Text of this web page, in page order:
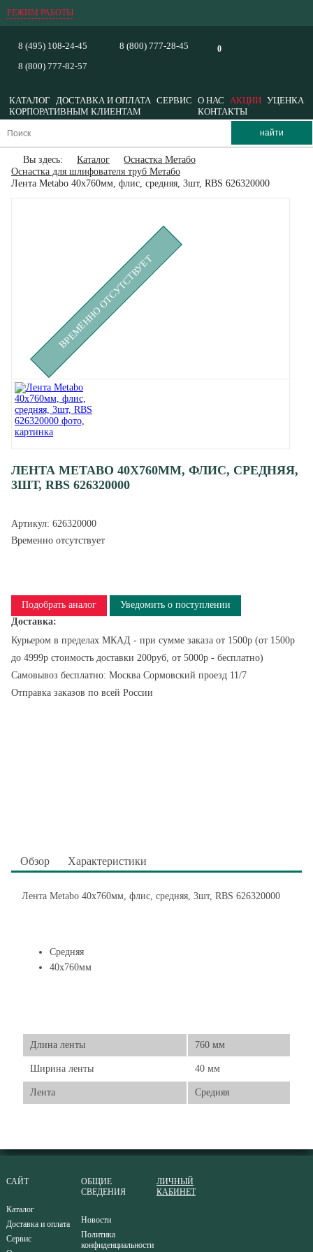
РЕЖИМ РАБОТЫ
0
8 (495) 108-24-45
8 (800) 777-82-57
8 (800) 777-28-45
КАТАЛОГ ДОСТАВКА И ОПЛАТА СЕРВИС О НАС АКЦИИ УЦЕНКА
КОРПОРАТИВНЫМ КЛИЕНТАМ
КОНТАКТЫ
Вы здесь: Каталог
Оснастка Метабо
Оснастка для шлифователя труб Метабо
Лента Metabo 40x760мм, флис, средняя, 3шт, RBS 626320000
ВРЕМЕННО ОТСУТСТВУЕТ
ЛЕНТА METABO 40X760ММ, ФЛИС, СРЕДНЯЯ,
3ШТ, RBS 626320000
Артикул: 626320000
Временно отсутствует
Подобрать аналог
Уведомить о поступлении
Доставка:
Курьером в пределах МКАД - при сумме заказа от 1500р (от 1500р
до 4999р стоимость доставки 200руб, от 5000р - бесплатно)
Самовывоз бесплатно: Москва Сормовский проезд 11/7
Отправка заказов по всей России
Обзор Характеристики
Лента Metabo 40x760мм, флис, средняя, 3шт, RBS 626320000
Средняя
40x760мм
Длина ленты 760 мм
Ширина ленты 40 мм
Лента Средняя
САЙТ
Каталог
Доставка и оплата
Сервис
ОБЩИЕ
СВЕДЕНИЯ
Новости
Политика
конфиденциальности
ЛИЧНЫЙ
КАБИНЕТ